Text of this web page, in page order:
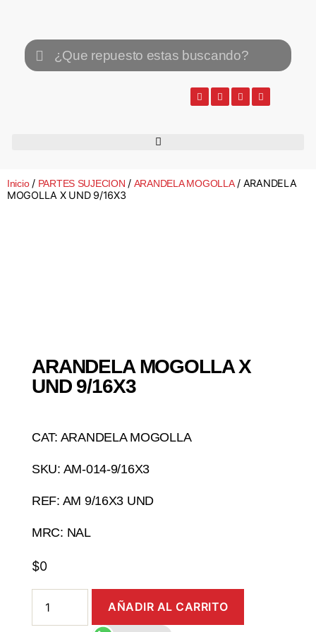
Inicio/ PARTES SUJECION / ARANDELA MOGOLLA/ ARANDELA
MOGOLLA X UND 9/16X3
ARANDELA MOGOLLA X
UND 9/16X3
CAT: ARANDELA MOGOLLA
SKU: AM-014-9/16X3
REF: AM 9/16X3 UND
MRC: NAL
$0
AÑADIR AL CARRITO